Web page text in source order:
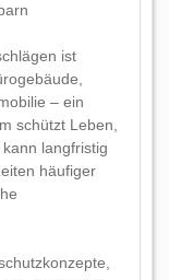
ist
– ein
schützt Leben,
langfristig
häufiger